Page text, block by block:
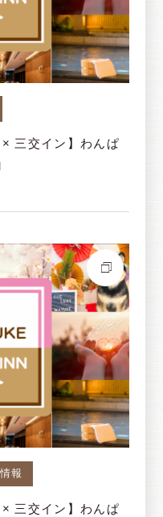
× 三交イン】わんぱ
報
× 三交イン】わんぱ